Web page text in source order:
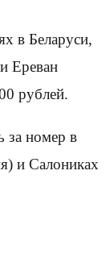
в Беларуси,
Ереван
рублей.
за номер в
и Салониках